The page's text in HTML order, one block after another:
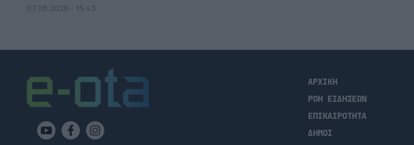
07.08.2026 - 15.43
ΑΡΧΙΚΗ
ΡΟΗ ΕΙΔΗΣΕΩΝ
ΕΠΙΚΑΙΡΟΤΗΤΑ
ΔΗΜΟΙ